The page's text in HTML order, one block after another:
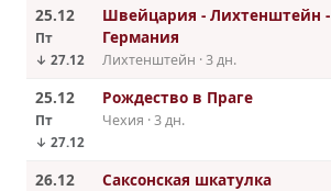
25.12
Пт
↓ 27.12
Швейцария - Лихтенштейн -
Германия
Лихтенштейн · 3 дн.
25.12
Пт
↓ 27.12
Рождество в Праге
Чехия · 3 дн.
26.12 Саксонская шкатулка